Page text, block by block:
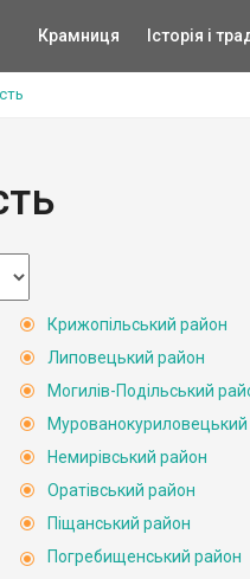
Крамниця Історія і
Крижопільський район
Липовецький район
Могилів-Подільський
Мурованокуриловецький
Немирівський район
Оратівський район
Піщанський район
Погребищенський район